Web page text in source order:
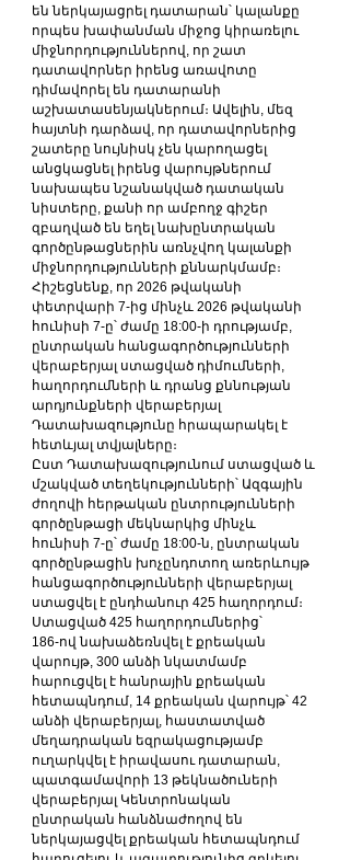
են ներկայացրել դատարան՝ կալանքը
որպես խափանման միջոց կիրառելու
միջնորդություններով, որ շատ
դատավորներ իրենց առավոտը
դիմավորել են դատարանի
աշխատասենյակներում։ Ավելին, մեզ
հայտնի դարձավ, որ դատավորներից
շատերը նույնիսկ չեն կարողացել
անցկացնել իրենց վարույթներում
նախապես նշանակված դատական
նիստերը, քանի որ ամբողջ գիշեր
զբաղված են եղել նախընտրական
գործընթացներին առնչվող կալանքի
միջնորդությունների քննարկմամբ։
Հիշեցնենք, որ 2026 թվականի
փետրվարի 7-ից մինչև 2026 թվականի
հունիսի 7-ը՝ ժամը 18:00-ի դրությամբ,
ընտրական հանցագործությունների
վերաբերյալ ստացված դիմումների,
հաղորդումների և դրանց քննության
արդյունքների վերաբերյալ
Դատախազությունը հրապարակել է
հետևյալ տվյալները։
Ըստ Դատախազությունում ստացված և
մշակված տեղեկությունների՝ Ազգային
ժողովի հերթական ընտրությունների
գործընթացի մեկնարկից մինչև
հունիսի 7-ը՝ ժամը 18:00-ն, ընտրական
գործընթացին խոչընդոտող առերևույթ
հանցագործությունների վերաբերյալ
ստացվել է ընդհանուր 425 հաղորդում։
Ստացված 425 հաղորդումներից՝
186-ով նախաձեռնվել է քրեական
վարույթ, 300 անձի նկատմամբ
հարուցվել է հանրային քրեական
հետապնդում, 14 քրեական վարույթ՝ 42
անձի վերաբերյալ, հաստատված
մեղադրական եզրակացությամբ
ուղարկվել է իրավասու դատարան,
պատգամավորի 13 թեկնածուների
վերաբերյալ Կենտրոնական
ընտրական հանձնաժողով են
ներկայացվել քրեական հետապնդում